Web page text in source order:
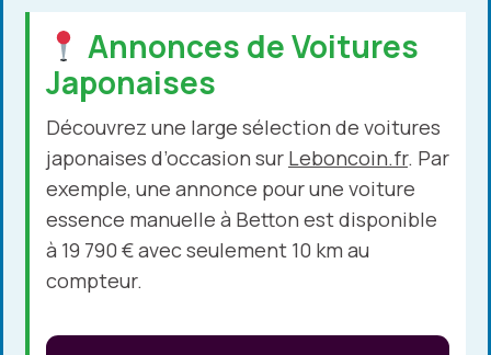
Annonces de Voitures
Japonaises
Découvrez une large sélection de voitures
japonaises d’occasion sur Leboncoin.fr. Par
exemple, une annonce pour une voiture
essence manuelle à Betton est disponible
à 19 790 € avec seulement 10 km au
compteur.